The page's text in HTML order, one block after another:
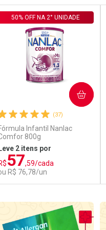
AOS FAVORITOS
(37)
Infantil Nanlac
800g
50% OFF NA 2° UNIDADE
Leve 2 itens por
57,59/cada
R$ 76,78/un
COMPRAR
Laboratório
Por Menos